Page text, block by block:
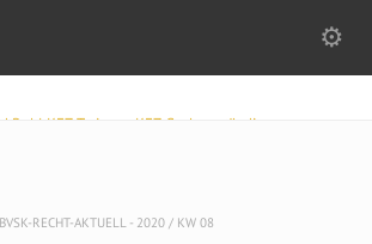
BVSK-RECHT-AKTUELL - 2020 / KW 08